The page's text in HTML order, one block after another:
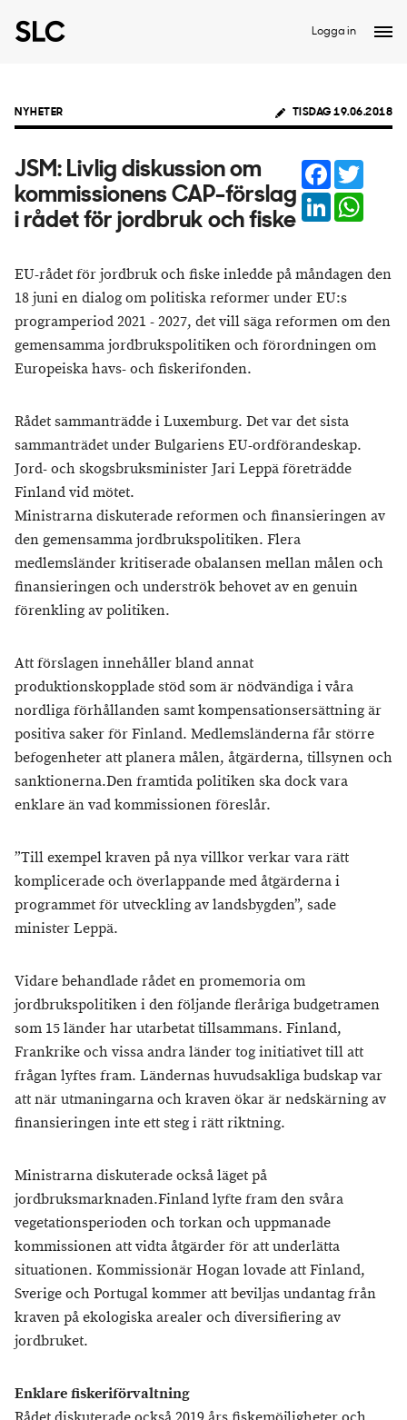
Logga in
NYHETER TISDAG 19.06.2018
JSM: Livlig diskussion om
kommissionens CAP-förslag
i rådet för jordbruk och fiske
Facebook
LinkedIn
EU-rådet för jordbruk och fiske inledde på måndagen den
18 juni en dialog om politiska reformer under EU:s
programperiod 2021 - 2027, det vill säga reformen om den
gemensamma jordbrukspolitiken och förordningen om
Europeiska havs- och fiskerifonden.
Rådet sammanträdde i Luxemburg. Det var det sista
sammanträdet under Bulgariens EU-ordförandeskap.
Jord- och skogsbruksminister Jari Leppä företrädde
Finland vid mötet.
Ministrarna diskuterade reformen och finansieringen av
den gemensamma jordbrukspolitiken. Flera
medlemsländer kritiserade obalansen mellan målen och
finansieringen och underströk behovet av en genuin
förenkling av politiken.
Att förslagen innehåller bland annat
produktionskopplade stöd som är nödvändiga i våra
nordliga förhållanden samt kompensationsersättning är
positiva saker för Finland. Medlemsländerna får större
befogenheter att planera målen, åtgärderna, tillsynen och
sanktionerna.Den framtida politiken ska dock vara
enklare än vad kommissionen föreslår.
”Till exempel kraven på nya villkor verkar vara rätt
komplicerade och överlappande med åtgärderna i
programmet för utveckling av landsbygden”, sade
minister Leppä.
Vidare behandlade rådet en promemoria om
jordbrukspolitiken i den följande fleråriga budgetramen
som 15 länder har utarbetat tillsammans. Finland,
Frankrike och vissa andra länder tog initiativet till att
frågan lyftes fram. Ländernas huvudsakliga budskap var
att när utmaningarna och kraven ökar är nedskärning av
finansieringen inte ett steg i rätt riktning.
Ministrarna diskuterade också läget på
jordbruksmarknaden.Finland lyfte fram den svåra
vegetationsperioden och torkan och uppmanade
kommissionen att vidta åtgärder för att underlätta
situationen. Kommissionär Hogan lovade att Finland,
Sverige och Portugal kommer att beviljas undantag från
kraven på ekologiska arealer och diversifiering av
jordbruket.
Enklare fiskeriförvaltning